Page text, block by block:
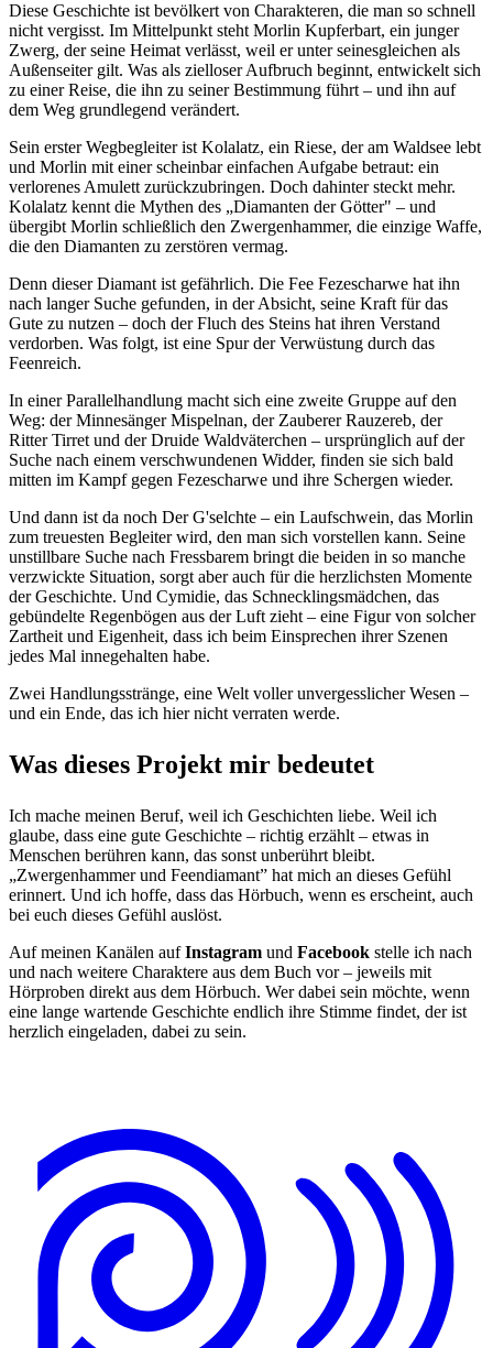
Diese Geschichte ist bevölkert von Charakteren, die man so schnell
nicht vergisst. Im Mittelpunkt steht Morlin Kupferbart, ein junger
Zwerg, der seine Heimat verlässt, weil er unter seinesgleichen als
Außenseiter gilt. Was als zielloser Aufbruch beginnt, entwickelt sich
zu einer Reise, die ihn zu seiner Bestimmung führt – und ihn auf
dem Weg grundlegend verändert.
Sein erster Wegbegleiter ist Kolalatz, ein Riese, der am Waldsee lebt
und Morlin mit einer scheinbar einfachen Aufgabe betraut: ein
verlorenes Amulett zurückzubringen. Doch dahinter steckt mehr.
Kolalatz kennt die Mythen des „Diamanten der Götter" – und
übergibt Morlin schließlich den Zwergenhammer, die einzige Waffe,
die den Diamanten zu zerstören vermag.
Denn dieser Diamant ist gefährlich. Die Fee Fezescharwe hat ihn
nach langer Suche gefunden, in der Absicht, seine Kraft für das
Gute zu nutzen – doch der Fluch des Steins hat ihren Verstand
verdorben. Was folgt, ist eine Spur der Verwüstung durch das
Feenreich.
In einer Parallelhandlung macht sich eine zweite Gruppe auf den
Weg: der Minnesänger Mispelnan, der Zauberer Rauzereb, der
Ritter Tirret und der Druide Waldväterchen – ursprünglich auf der
Suche nach einem verschwundenen Widder, finden sie sich bald
mitten im Kampf gegen Fezescharwe und ihre Schergen wieder.
Und dann ist da noch Der G'selchte – ein Laufschwein, das Morlin
zum treuesten Begleiter wird, den man sich vorstellen kann. Seine
unstillbare Suche nach Fressbarem bringt die beiden in so manche
verzwickte Situation, sorgt aber auch für die herzlichsten Momente
der Geschichte. Und Cymidie, das Schnecklingsmädchen, das
gebündelte Regenbögen aus der Luft zieht – eine Figur von solcher
Zartheit und Eigenheit, dass ich beim Einsprechen ihrer Szenen
jedes Mal innegehalten habe.
Zwei Handlungsstränge, eine Welt voller unvergesslicher Wesen –
und ein Ende, das ich hier nicht verraten werde.
Was dieses Projekt mir bedeutet
Ich mache meinen Beruf, weil ich Geschichten liebe. Weil ich
glaube, dass eine gute Geschichte – richtig erzählt – etwas in
Menschen berühren kann, das sonst unberührt bleibt.
„Zwergenhammer und Feendiamant” hat mich an dieses Gefühl
erinnert. Und ich hoffe, dass das Hörbuch, wenn es erscheint, auch
bei euch dieses Gefühl auslöst.
Auf meinen Kanälen aufInstagram und Facebook stelle ich nach
und nach weitere Charaktere aus dem Buch vor – jeweils mit
Hörproben direkt aus dem Hörbuch. Wer dabei sein möchte, wenn
eine lange wartende Geschichte endlich ihre Stimme findet, der ist
herzlich eingeladen, dabei zu sein.